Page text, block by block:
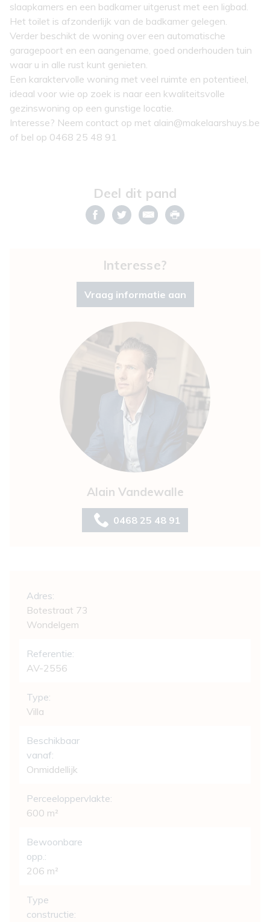
slaapkamers en een badkamer uitgerust met een ligbad.
Het toilet is afzonderlijk van de badkamer gelegen.
Verder beschikt de woning over een automatische
garagepoort en een aangename, goed onderhouden tuin
waar u in alle rust kunt genieten.
Een karaktervolle woning met veel ruimte en potentieel,
ideaal voor wie op zoek is naar een kwaliteitsvolle
gezinswoning op een gunstige locatie.
Interesse? Neem contact op met alain@makelaarshuys.be
of bel op 0468 25 48 91
Deel dit pand
Interesse?
Vraag informatie aan
Alain Vandewalle
0468 25 48 91
Adres:
Botestraat 73
Wondelgem
Referentie:
AV-2556
Type:
Villa
Beschikbaar
vanaf:
Onmiddellijk
Perceeloppervlakte:
600 m²
Bewoonbare
opp.:
206 m²
Type
constructie: